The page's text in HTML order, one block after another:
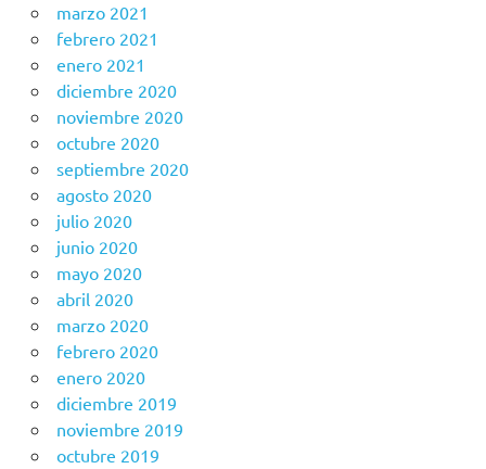
marzo 2021
febrero 2021
enero 2021
diciembre 2020
noviembre 2020
octubre 2020
septiembre 2020
agosto 2020
julio 2020
junio 2020
mayo 2020
abril 2020
marzo 2020
febrero 2020
enero 2020
diciembre 2019
noviembre 2019
octubre 2019